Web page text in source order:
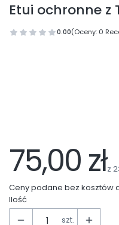
Etui ochronne z
0.00(Oceny: 0
Przejdź do
75,00 złz
Ceny podane bez kosztów
Ilość
szt.